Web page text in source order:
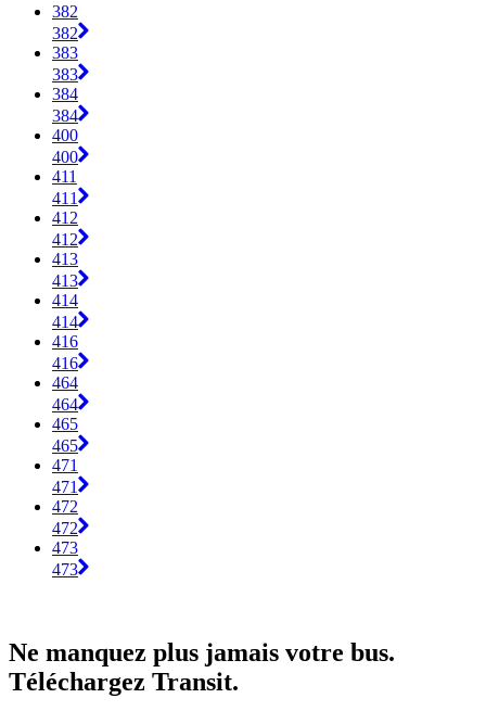
382
382
383
383
384
384
400
400
411
411
412
412
413
413
414
414
416
416
464
464
465
465
471
471
472
472
473
473
Ne manquez plus jamais votre bus.
Téléchargez Transit.